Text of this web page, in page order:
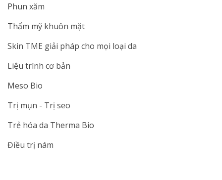
Phun xăm
Thẩm mỹ khuôn mặt
Skin TME giải pháp cho mọi loại da
Liệu trình cơ bản
Meso Bio
Trị mụn - Trị seo
Trẻ hóa da Therma Bio
Điều trị nám